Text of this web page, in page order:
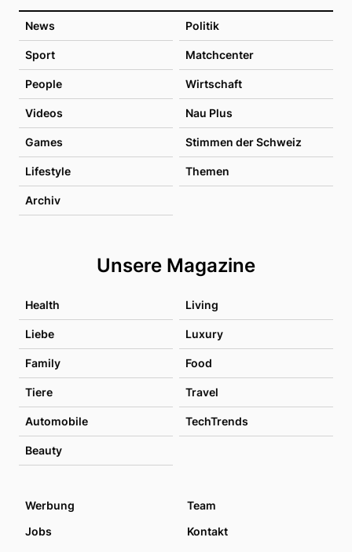
News Politik
Sport Matchcenter
People Wirtschaft
Videos Nau Plus
Games Stimmen der Schweiz
Lifestyle Themen
Archiv
Unsere Magazine
Health Living
Liebe Luxury
Family Food
Tiere Travel
Automobile TechTrends
Beauty
Werbung
Team
Jobs
Kontakt